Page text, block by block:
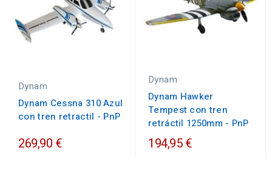
Dynam
Dynam Cessna 310 Azul
con tren retractil - PnP
269,90 €
Dynam
Dynam Hawker
Tempest con tren
retráctil 1250mm - PnP
194,95 €